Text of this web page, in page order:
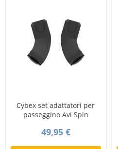
Cybex set adattatori per
passeggino Avi Spin
49,95 €